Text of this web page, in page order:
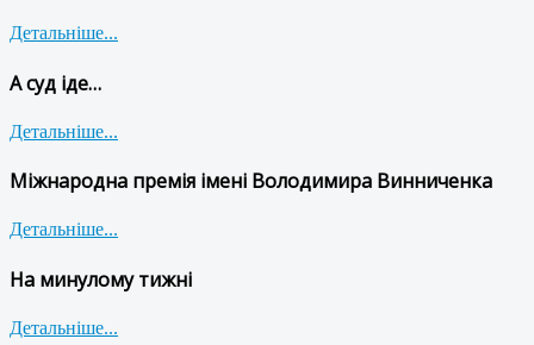
Детальніше...
А суд іде…
Детальніше...
Міжнародна премія імені Володимира Винниченка
Детальніше...
На минулому тижні
Детальніше...